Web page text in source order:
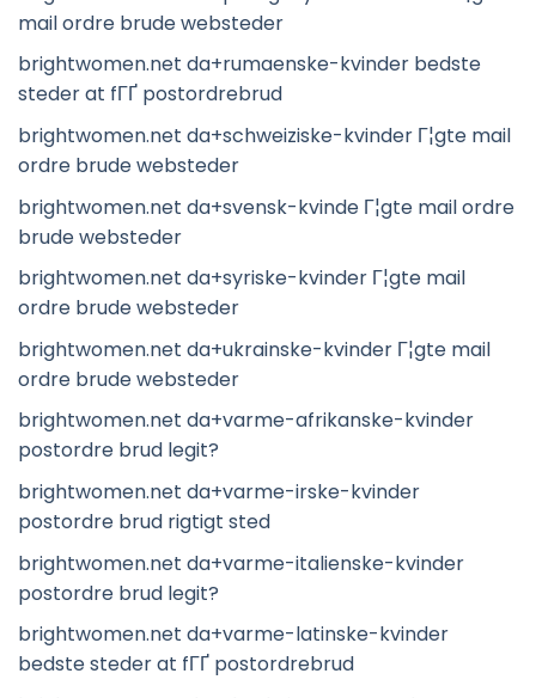
mail ordre brude websteder
brightwomen.net da+rumaenske-kvinder bedste
steder at fГҐ postordrebrud
brightwomen.net da+schweiziske-kvinder Г¦gte mail
ordre brude websteder
brightwomen.net da+svensk-kvinde Г¦gte mail ordre
brude websteder
brightwomen.net da+syriske-kvinder Г¦gte mail
ordre brude websteder
brightwomen.net da+ukrainske-kvinder Г¦gte mail
ordre brude websteder
brightwomen.net da+varme-afrikanske-kvinder
postordre brud legit?
brightwomen.net da+varme-irske-kvinder
postordre brud rigtigt sted
brightwomen.net da+varme-italienske-kvinder
postordre brud legit?
brightwomen.net da+varme-latinske-kvinder
bedste steder at fГҐ postordrebrud